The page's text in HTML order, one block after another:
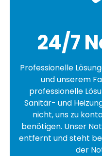
24/7
Professionelle
und unserem
professionelle
Sanitär- und
nicht, uns zu
benötigen. Unser
entfernt und steht
der